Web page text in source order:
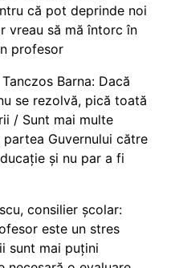
că pot deprinde noi
vreau să mă întorc în
profesor
Barna: Dacă
se rezolvă, pică toată
/ Sunt mai multe
Guvernului către
și nu par a fi
consilier școlar:
este un stres
sunt mai puțini